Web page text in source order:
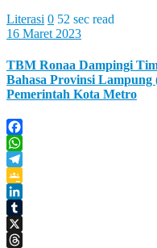
Literasi 0 52 sec read
16 Maret 2023
TBM Ronaa Dampingi
Bahasa Provinsi Lampung
Pemerintah Kota Metro
Facebook
WhatsApp
Telegram
Google
Classroom
LinkedIn
Tumblr
X